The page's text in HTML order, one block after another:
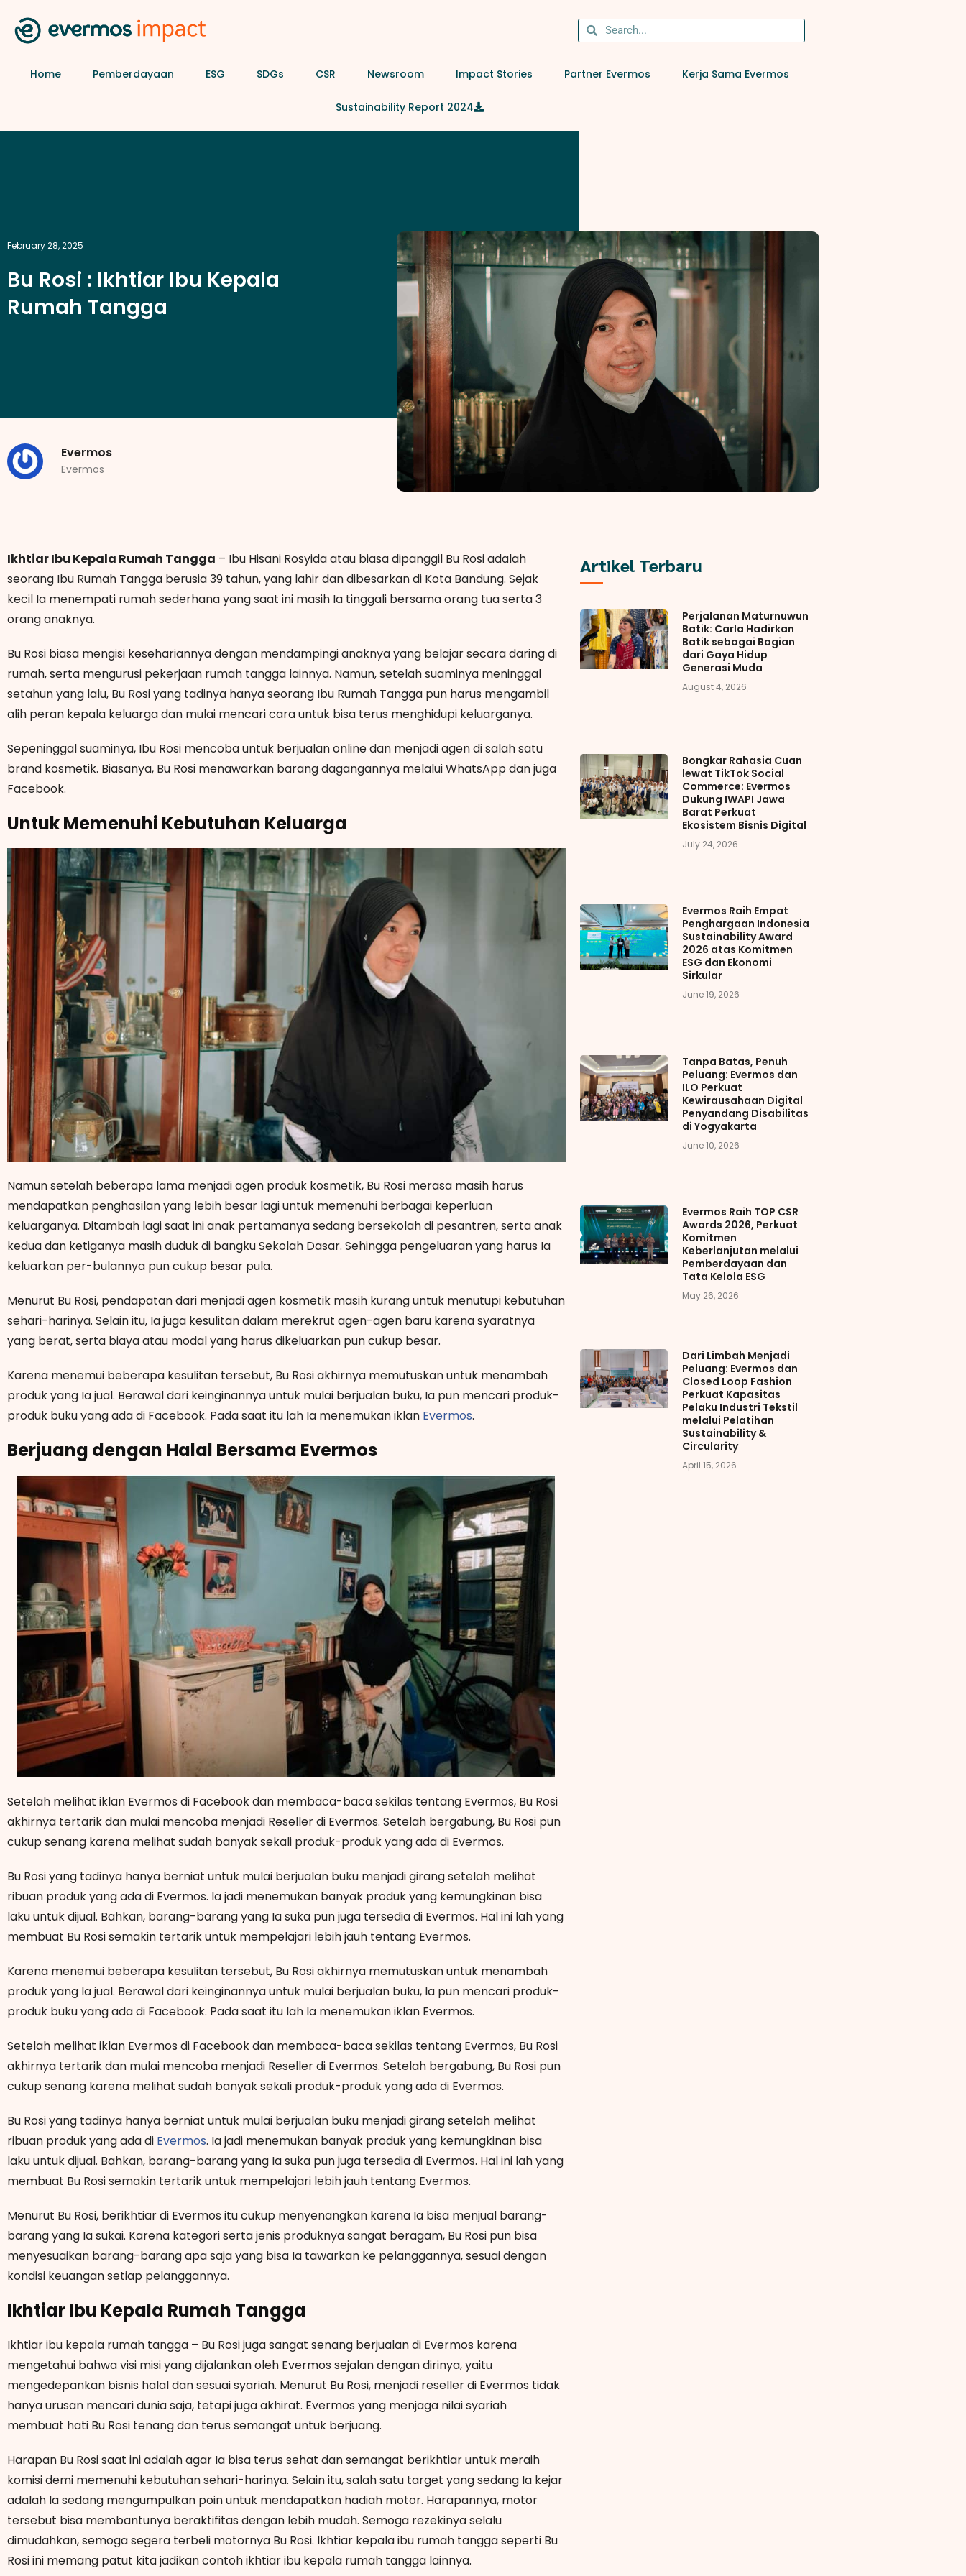
Home Pemberdayaan ESG SDGs CSR Newsroom Impact Stories Partner Evermos Kerja Sama Evermos
Sustainability Report 2024
February 28, 2025
Bu Rosi : Ikhtiar Ibu Kepala
Rumah Tangga
Evermos
Evermos
Ikhtiar Ibu Kepala Rumah Tangga – Ibu Hisani Rosyida atau biasa dipanggil Bu Rosi adalah
seorang Ibu Rumah Tangga berusia 39 tahun, yang lahir dan dibesarkan di Kota Bandung. Sejak
kecil Ia menempati rumah sederhana yang saat ini masih Ia tinggali bersama orang tua serta 3
orang anaknya.
Bu Rosi biasa mengisi kesehariannya dengan mendampingi anaknya yang belajar secara daring di
rumah, serta mengurusi pekerjaan rumah tangga lainnya. Namun, setelah suaminya meninggal
setahun yang lalu, Bu Rosi yang tadinya hanya seorang Ibu Rumah Tangga pun harus mengambil
alih peran kepala keluarga dan mulai mencari cara untuk bisa terus menghidupi keluarganya.
Sepeninggal suaminya, Ibu Rosi mencoba untuk berjualan online dan menjadi agen di salah satu
brand kosmetik. Biasanya, Bu Rosi menawarkan barang dagangannya melalui WhatsApp dan juga
Facebook.
Untuk Memenuhi Kebutuhan Keluarga
Namun setelah beberapa lama menjadi agen produk kosmetik, Bu Rosi merasa masih harus
mendapatkan penghasilan yang lebih besar lagi untuk memenuhi berbagai keperluan
keluarganya. Ditambah lagi saat ini anak pertamanya sedang bersekolah di pesantren, serta anak
kedua dan ketiganya masih duduk di bangku Sekolah Dasar. Sehingga pengeluaran yang harus Ia
keluarkan per-bulannya pun cukup besar pula.
Menurut Bu Rosi, pendapatan dari menjadi agen kosmetik masih kurang untuk menutupi kebutuhan
sehari-harinya. Selain itu, Ia juga kesulitan dalam merekrut agen-agen baru karena syaratnya
yang berat, serta biaya atau modal yang harus dikeluarkan pun cukup besar.
Karena menemui beberapa kesulitan tersebut, Bu Rosi akhirnya memutuskan untuk menambah
produk yang Ia jual. Berawal dari keinginannya untuk mulai berjualan buku, Ia pun mencari produk-
produk buku yang ada di Facebook. Pada saat itu lah Ia menemukan iklan Evermos.
Berjuang dengan Halal Bersama Evermos
Setelah melihat iklan Evermos di Facebook dan membaca-baca sekilas tentang Evermos, Bu Rosi
akhirnya tertarik dan mulai mencoba menjadi Reseller di Evermos. Setelah bergabung, Bu Rosi pun
cukup senang karena melihat sudah banyak sekali produk-produk yang ada di Evermos.
Bu Rosi yang tadinya hanya berniat untuk mulai berjualan buku menjadi girang setelah melihat
ribuan produk yang ada di Evermos. Ia jadi menemukan banyak produk yang kemungkinan bisa
laku untuk dijual. Bahkan, barang-barang yang Ia suka pun juga tersedia di Evermos. Hal ini lah yang
membuat Bu Rosi semakin tertarik untuk mempelajari lebih jauh tentang Evermos.
Karena menemui beberapa kesulitan tersebut, Bu Rosi akhirnya memutuskan untuk menambah
produk yang Ia jual. Berawal dari keinginannya untuk mulai berjualan buku, Ia pun mencari produk-
produk buku yang ada di Facebook. Pada saat itu lah Ia menemukan iklan Evermos.
Setelah melihat iklan Evermos di Facebook dan membaca-baca sekilas tentang Evermos, Bu Rosi
akhirnya tertarik dan mulai mencoba menjadi Reseller di Evermos. Setelah bergabung, Bu Rosi pun
cukup senang karena melihat sudah banyak sekali produk-produk yang ada di Evermos.
Bu Rosi yang tadinya hanya berniat untuk mulai berjualan buku menjadi girang setelah melihat
ribuan produk yang ada di Evermos. Ia jadi menemukan banyak produk yang kemungkinan bisa
laku untuk dijual. Bahkan, barang-barang yang Ia suka pun juga tersedia di Evermos. Hal ini lah yang
membuat Bu Rosi semakin tertarik untuk mempelajari lebih jauh tentang Evermos.
Menurut Bu Rosi, berikhtiar di Evermos itu cukup menyenangkan karena Ia bisa menjual barang-
barang yang Ia sukai. Karena kategori serta jenis produknya sangat beragam, Bu Rosi pun bisa
menyesuaikan barang-barang apa saja yang bisa Ia tawarkan ke pelanggannya, sesuai dengan
kondisi keuangan setiap pelanggannya.
Ikhtiar Ibu Kepala Rumah Tangga
Ikhtiar ibu kepala rumah tangga – Bu Rosi juga sangat senang berjualan di Evermos karena
mengetahui bahwa visi misi yang dijalankan oleh Evermos sejalan dengan dirinya, yaitu
mengedepankan bisnis halal dan sesuai syariah. Menurut Bu Rosi, menjadi reseller di Evermos tidak
hanya urusan mencari dunia saja, tetapi juga akhirat. Evermos yang menjaga nilai syariah
membuat hati Bu Rosi tenang dan terus semangat untuk berjuang.
Harapan Bu Rosi saat ini adalah agar Ia bisa terus sehat dan semangat berikhtiar untuk meraih
komisi demi memenuhi kebutuhan sehari-harinya. Selain itu, salah satu target yang sedang Ia kejar
adalah Ia sedang mengumpulkan poin untuk mendapatkan hadiah motor. Harapannya, motor
tersebut bisa membantunya beraktifitas dengan lebih mudah. Semoga rezekinya selalu
dimudahkan, semoga segera terbeli motornya Bu Rosi. Ikhtiar kepala ibu rumah tangga seperti Bu
Rosi ini memang patut kita jadikan contoh ikhtiar ibu kepala rumah tangga lainnya.
Artikel Terbaru
Perjalanan Maturnuwun
Batik: Carla Hadirkan
Batik sebagai Bagian
dari Gaya Hidup
Generasi Muda
August 4, 2026
Bongkar Rahasia Cuan
lewat TikTok Social
Commerce: Evermos
Dukung IWAPI Jawa
Barat Perkuat
Ekosistem Bisnis Digital
July 24, 2026
Evermos Raih Empat
Penghargaan Indonesia
Sustainability Award
2026 atas Komitmen
ESG dan Ekonomi
Sirkular
June 19, 2026
Tanpa Batas, Penuh
Peluang: Evermos dan
ILO Perkuat
Kewirausahaan Digital
Penyandang Disabilitas
di Yogyakarta
June 10, 2026
Evermos Raih TOP CSR
Awards 2026, Perkuat
Komitmen
Keberlanjutan melalui
Pemberdayaan dan
Tata Kelola ESG
May 26, 2026
Dari Limbah Menjadi
Peluang: Evermos dan
Closed Loop Fashion
Perkuat Kapasitas
Pelaku Industri Tekstil
melalui Pelatihan
Sustainability &
Circularity
April 15, 2026